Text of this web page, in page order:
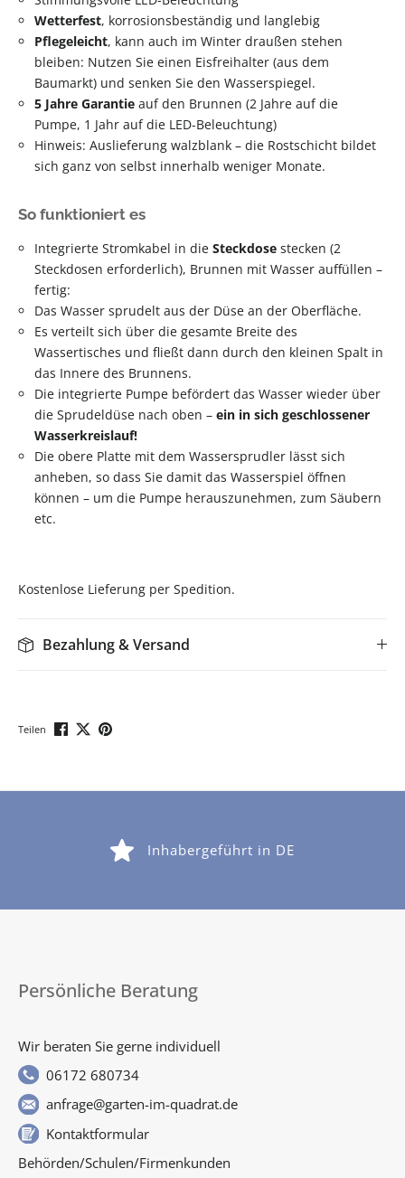
Wetterfest, korrosionsbeständig und langlebig
Pflegeleicht, kann auch im Winter draußen stehen
bleiben: Nutzen Sie einen Eisfreihalter (aus dem
Baumarkt) und senken Sie den Wasserspiegel.
5 Jahre Garantie auf den Brunnen (2 Jahre auf die
Pumpe, 1 Jahr auf die LED-Beleuchtung)
Hinweis: Auslieferung walzblank – die Rostschicht bildet
sich ganz von selbst innerhalb weniger Monate.
So funktioniert es
Integrierte Stromkabel in die Steckdose stecken (2
Steckdosen erforderlich), Brunnen mit Wasser auffüllen –
fertig:
Das Wasser sprudelt aus der Düse an der Oberfläche.
Es verteilt sich über die gesamte Breite des
Wassertisches und fließt dann durch den kleinen Spalt in
das Innere des Brunnens.
Die integrierte Pumpe befördert das Wasser wieder über
die Sprudeldüse nach oben – ein in sich geschlossener
Wasserkreislauf!
Die obere Platte mit dem Wassersprudler lässt sich
anheben, so dass Sie damit das Wasserspiel öffnen
können – um die Pumpe herauszunehmen, zum Säubern
etc.
Kostenlose Lieferung per Spedition.
Bezahlung & Versand
Teilen
Inhabergeführt in DE
Persönliche Beratung
Wir beraten Sie gerne individuell
06172 680734
anfrage@garten-im-quadrat.de
Kontaktformular
Behörden/Schulen/Firmenkunden